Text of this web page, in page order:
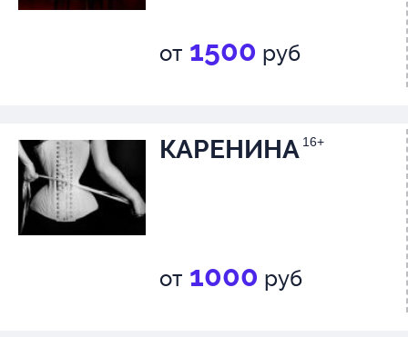
от 1500 руб
КАРЕНИНА 16+
от 1000 руб